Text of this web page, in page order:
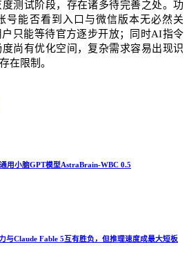
测试阶段，存在诸多待完善之处。功
号能否看到入口与微信版本无必然关
只能等待官方逐步开放；同时AI指令
尚有优化空间，复杂需求容易出现识
在限制。
用小脑GPT模型AstraBrain-WBC 0.5
与Claude Fable 5互有胜负，但推理速度成最大短板